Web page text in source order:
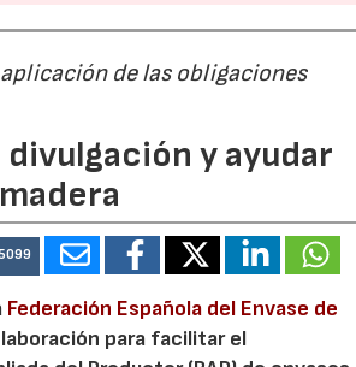
de las obligaciones
y ayudar
Federación Española del Envase de
para facilitar el